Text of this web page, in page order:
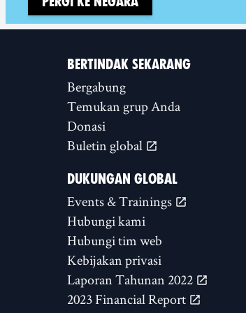
BERTINDAK SEKARANG
Bergabung
Temukan grup Anda
Donasi
Buletin global
DUKUNGAN GLOBAL
Events & Trainings
Hubungi kami
Hubungi tim web
Kebijakan privasi
Laporan Tahunan 2022
2023 Financial Report